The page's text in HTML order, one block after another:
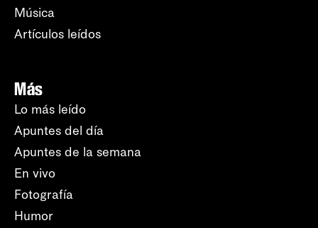
Música
Artículos leídos
Más
Lo más leído
Apuntes del día
Apuntes de la semana
En vivo
Fotografía
Humor